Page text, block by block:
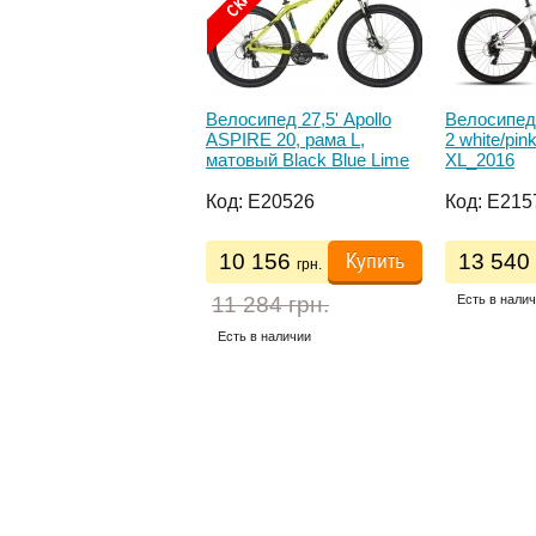
Велосипед 27,5' Apollo
ASPIRE 20, рама L,
матовый Black Blue Lime
Код: E20526
10 156 грн. Купить
11 284 грн.
Есть в наличии
2 white/
XL_2016
Код:
13 540
Есть в